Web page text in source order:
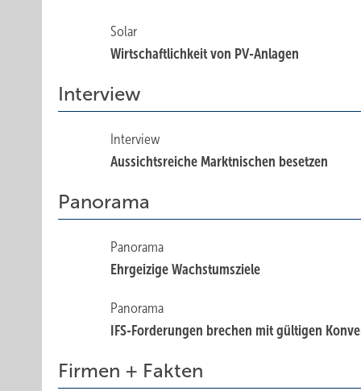
Solar
Wirtschaftlichkeit von PV-Anlagen
Interview
Interview
Aussichtsreiche Marktnischen besetzen
Panorama
Panorama
Ehrgeizige Wachstumsziele
Panorama
IFS-Forderungen brechen mit gültigen
Firmen + Fakten